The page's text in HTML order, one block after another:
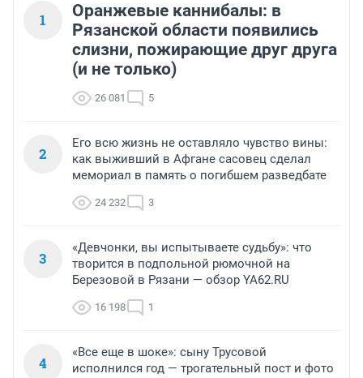
1
Оранжевые каннибалы: в
Рязанской области появились
слизни, пожирающие друг друга
(и не только)
26 081 5
2
Его всю жизнь не оставляло чувство вины:
как выживший в Афгане сасовец сделал
мемориал в память о погибшем разведбате
24 232 3
3
«Девчонки, вы испытываете судьбу»: что
творится в подпольной рюмочной на
Березовой в Рязани — обзор YA62.RU
16 198 1
4
«Все еще в шоке»: сыну Трусовой
исполнился год — трогательный пост и фото